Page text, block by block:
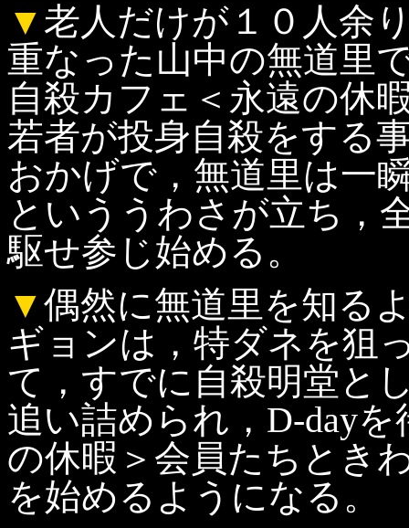
▼ 老人だけが１０人余
重なった山中の無道里
自殺カフェ＜永遠の休
若者が投身自殺をする
おかげで，無道里は一
といううわさが立ち，
駆せ参じ始める。
▼偶然に無道里を知る
ギョンは，特ダネを狙
て，すでに自殺明堂と
追い詰められ，D-day
の休暇＞会員たちとき
を始めるようになる。